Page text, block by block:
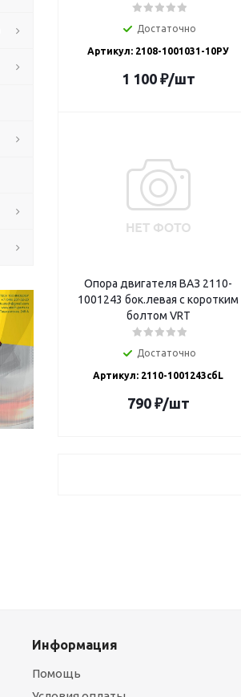
Достаточно
Артикул: 2108-1001031-10РУ
1 100₽/шт
Опора двигателя ВАЗ 2110-
1001243 бок.левая с коротким
болтом VRT
Достаточно
Артикул: 2110-1001243сбL
790₽/шт
Информация
Помощь